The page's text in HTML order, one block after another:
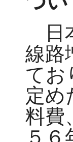
日
線路
てお
定め
料費
５